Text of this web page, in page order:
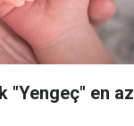
"Yengeç" en az